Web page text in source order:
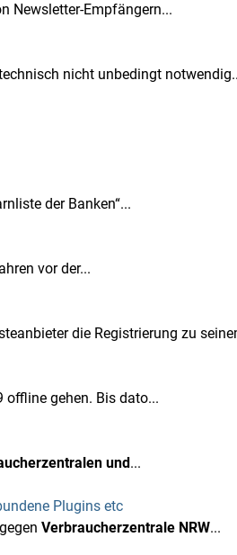
Newsletter-Empfängern...
nicht unbedingt
der Banken“...
vor der...
die Registrierung zu
offline gehen. Bis dato...
und...
Plugins etc
gegen Verbraucherzentrale NRW...